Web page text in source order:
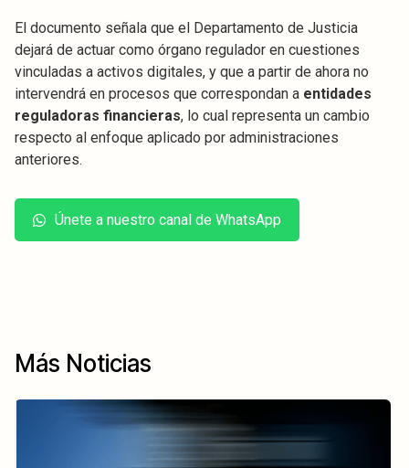
El documento señala que el Departamento de Justicia
dejará de actuar como órgano regulador en cuestiones
vinculadas a activos digitales, y que a partir de ahora no
intervendrá en procesos que correspondan a entidades
reguladoras financieras, lo cual representa un cambio
respecto al enfoque aplicado por administraciones
anteriores.
Únete a nuestro canal de WhatsApp
Más Noticias